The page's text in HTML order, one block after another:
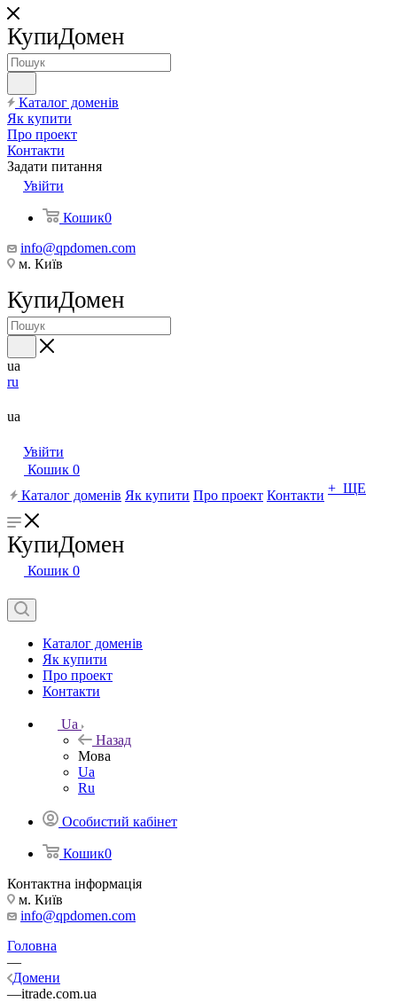
КупиДомен
Каталог доменів
Як купити
Про проект
Контакти
Задати питання
Увійти
Кошик0
info@qpdomen.com
м. Київ
КупиДомен
ua
ru
ua
Увійти
Кошик 0
Каталог доменів Як купити Про проект Контакти + ЩЕ
КупиДомен
Кошик 0
Каталог доменів
Як купити
Про проект
Контакти
Ua
Назад
Мова
Ua
Ru
Особистий кабінет
Кошик0
Контактна інформація
м. Київ
info@qpdomen.com
Головна
—
Домени
—itrade.com.ua